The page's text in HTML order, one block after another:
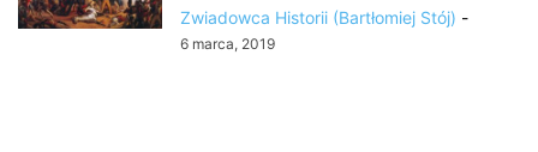
Zwiadowca Historii (Bartłomiej Stój) -
6 marca, 2019